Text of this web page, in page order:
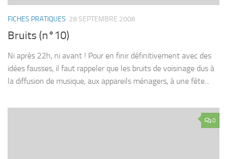
FICHES PRATIQUES 28 SEPTEMBRE 2008
Bruits (n°10)
Ni après 22h, ni avant ! Pour en finir définitivement avec des
idées fausses, il faut rappeler que les bruits de voisinage dus à
la diffusion de musique, aux appareils ménagers, à une fête...
0